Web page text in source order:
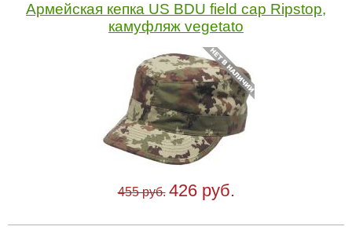
Армейская кепка US BDU field cap Ripstop,
камуфляж vegetato
455 руб. 426 руб.